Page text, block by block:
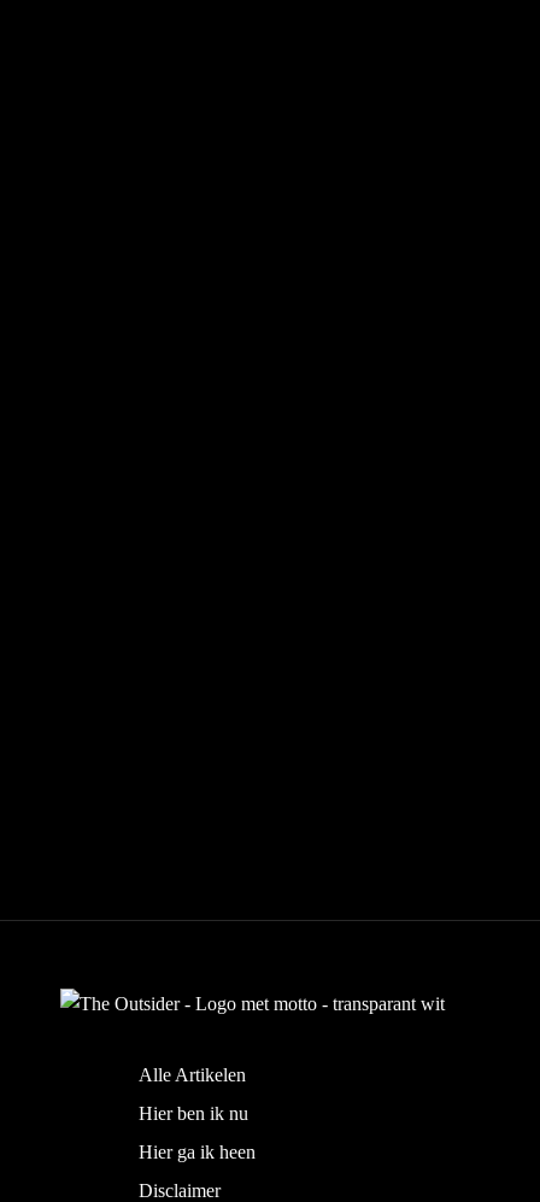
Alle Artikelen
Hier ben ik nu
Hier ga ik heen
Disclaimer